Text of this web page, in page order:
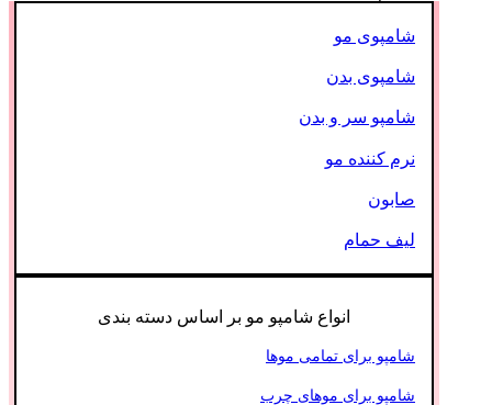
شامپوی مو
شامپوی بدن
شامپو سر و بدن
نرم کننده مو
صابون
لیف حمام
انواع شامپو مو بر اساس دسته بندی
شامپو برای تمامی موها
شامپو برای موهای چرب